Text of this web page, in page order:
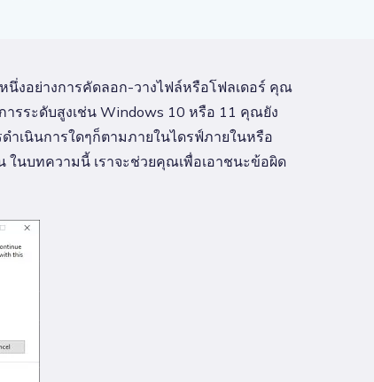
งอย่างการคัดลอก-วางไฟล์หรือโฟลเดอร์ คุณ
รระดับสูงเช่น Windows 10 หรือ 11 คุณยัง
ำเนินการใดๆก็ตามภายในไดรฟ์ภายในหรือ
นบทความนี้ เราจะช่วยคุณเพื่อเอาชนะข้อผิด